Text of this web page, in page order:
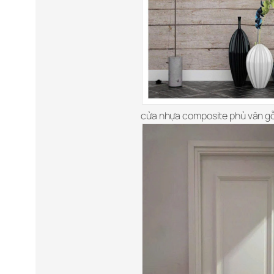
cửa nhựa composite phủ vân